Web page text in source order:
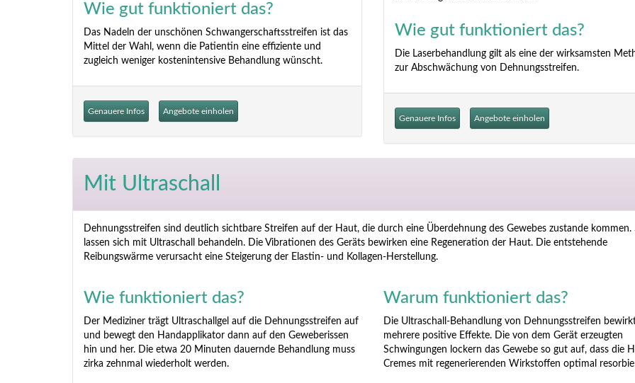
Wie gut funktioniert das?
Das Nadeln der unschönen Schwangerschaftsstreifen ist das
Mittel der Wahl, wenn die Patientin eine effiziente und
zugleich weniger kostenintensive Behandlung wünscht.
Genauere Infos Angebote einholen
Wie gut funktioniert das?
Die Laserbehandlung gilt als eine der wirksamsten
zur Abschwächung von Dehnungsstreifen.
Genauere Infos Angebote einholen
Mit Ultraschall
Dehnungsstreifen sind deutlich sichtbare Streifen auf der Haut, die durch eine Überdehnung des Gewebes zustande kommen.
lassen sich mit Ultraschall behandeln. Die Vibrationen des Geräts bewirken eine Regeneration der Haut. Die entstehende
Reibungswärme verursacht eine Steigerung der Elastin- und Kollagen-Herstellung.
Wie funktioniert das?
Der Mediziner trägt Ultraschallgel auf die Dehnungsstreifen auf
und bewegt den Handapplikator dann auf den Geweberissen
hin und her. Die etwa 20 Minuten dauernde Behandlung muss
zirka zehnmal wiederholt werden.
Warum funktioniert das?
Die Ultraschall-Behandlung von Dehnungsstreifen
mehrere positive Effekte. Die von dem Gerät erzeugten
Schwingungen lockern das Gewebe so gut auf, dass die
Cremes mit regenerierenden Wirkstoffen optimal